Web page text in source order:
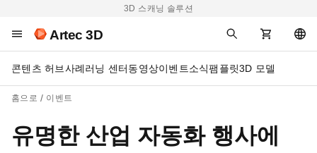
3D 스캐닝 솔루션
Artec 3D
콘텐츠 허브사례러닝 센터동영상이벤트소식팸플릿3D 모델
홈으로 이벤트
유명한 산업 자동화 행사에